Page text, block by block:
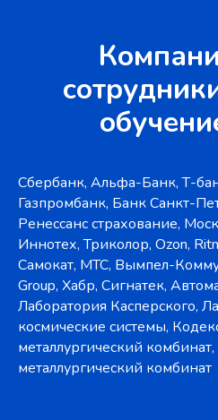
Сбербанк, Альфа-Банк, Т-
Газпромбанк, Банк Санкт-
Ренессанс страхование,
Иннотех, Триколор, Ozon,
Самокат, МТС, Вымпел-
Group, Хабр, Сигнатек,
Лаборатория Касперского,
космические системы,
металлургический
металлургический комбинат